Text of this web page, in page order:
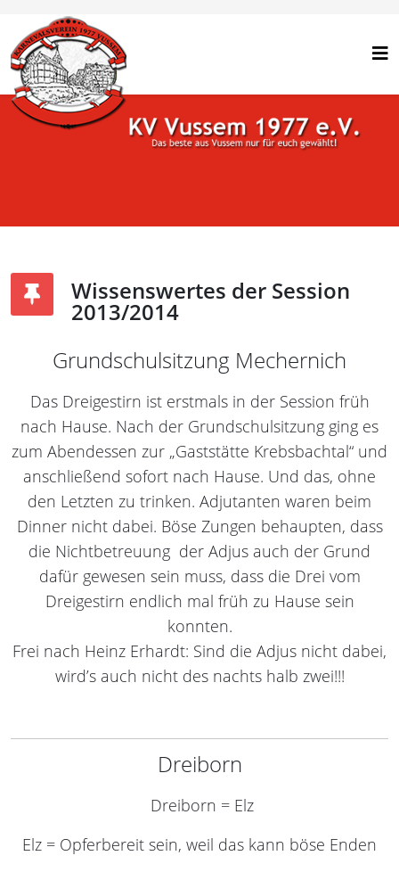
Wissenswertes der Session
2013/2014
Grundschulsitzung Mechernich
Das Dreigestirn ist erstmals in der Session früh
nach Hause. Nach der Grundschulsitzung ging es
zum Abendessen zur „Gaststätte Krebsbachtal“ und
anschließend sofort nach Hause. Und das, ohne
den Letzten zu trinken. Adjutanten waren beim
Dinner nicht dabei. Böse Zungen behaupten, dass
die Nichtbetreuung der Adjus auch der Grund
dafür gewesen sein muss, dass die Drei vom
Dreigestirn endlich mal früh zu Hause sein
konnten.
Frei nach Heinz Erhardt: Sind die Adjus nicht dabei,
wird’s auch nicht des nachts halb zwei!!!
Dreiborn
Dreiborn = Elz
Elz = Opferbereit sein, weil das kann böse Enden